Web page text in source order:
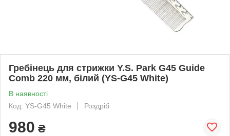
Гребінець для стрижки Y.S. Park G45 Guide
Сomb 220 мм, білий (YS-G45 White)
В наявності
Код: YS-G45 White
Роздріб
980 ₴